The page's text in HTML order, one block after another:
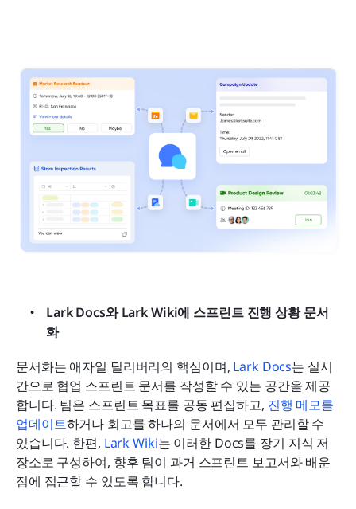
Lark Docs와 Lark Wiki에 스프린트 진행 상황 문서
화
문서화는 애자일 딜리버리의 핵심이며, Lark Docs는 실시
간으로 협업 스프린트 문서를 작성할 수 있는 공간을 제공
합니다. 팀은 스프린트 목표를 공동 편집하고, 진행 메모를
업데이트하거나 회고를 하나의 문서에서 모두 관리할 수
있습니다. 한편, Lark Wiki는 이러한 Docs를 장기 지식 저
장소로 구성하여, 향후 팀이 과거 스프린트 보고서와 배운
점에 접근할 수 있도록 합니다.